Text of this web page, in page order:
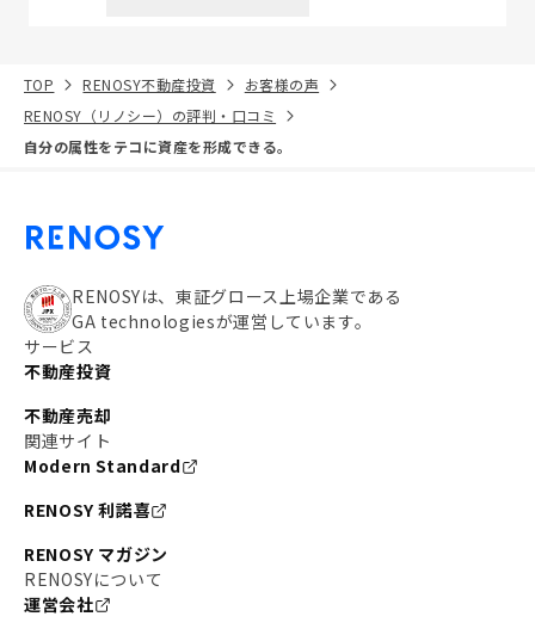
TOP RENOSY不動産投資
お客様の声
RENOSY（リノシー）の評判・口コミ
自分の属性をテコに資産を形成できる。
RENOSYは、東証グロース上場企業である
GA technologiesが運営しています。
サービス
不動産投資
不動産売却
関連サイト
Modern Standard
RENOSY 利諾喜
RENOSY マガジン
RENOSYについて
運営会社